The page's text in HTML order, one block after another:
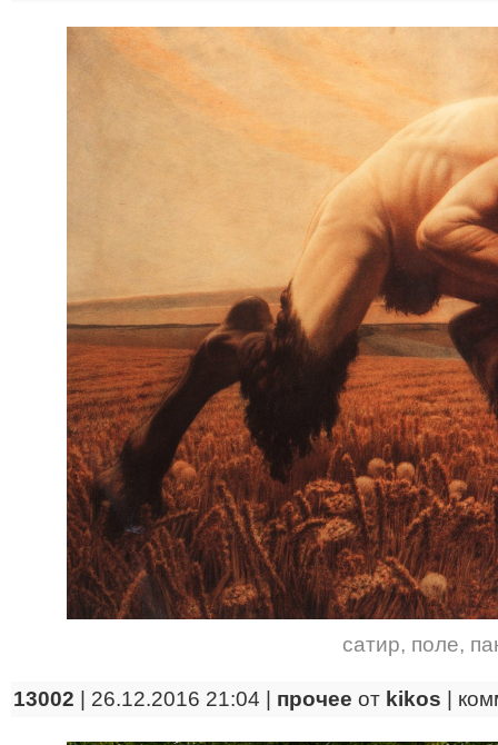
сатир, поле,
13002 | 26.12.2016 21:04 | прочее от kikos